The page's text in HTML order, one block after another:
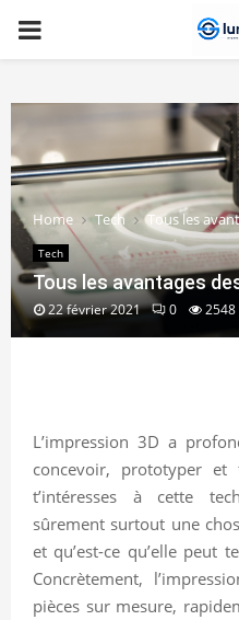
PRIMARY
Home Tech Tous les
Tech
Tous les avantages
22 février 2021 0 2548
L’impression 3D a
concevoir, prototyper
t’intéresses à cette
sûrement surtout une
et qu’est-ce qu’elle peut
Concrètement,
pièces sur mesure,